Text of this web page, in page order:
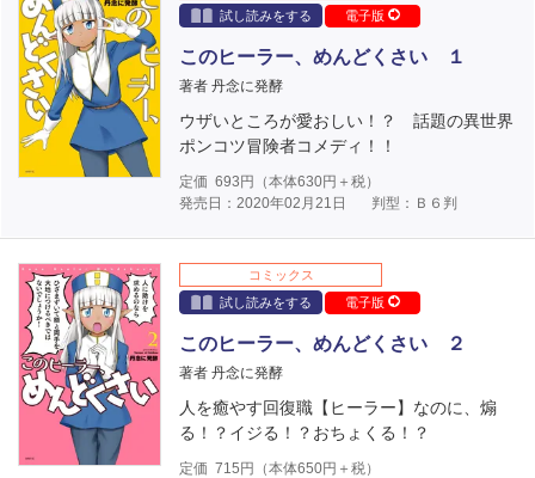
試し読みをする
電子版
このヒーラー、めんどくさい １
著者 丹念に発酵
ウザいところが愛おしい！？ 話題の異世界
ポンコツ冒険者コメディ！！
定価 693 円（本体630円＋税）
発売日：2020年02月21日
判型：Ｂ６判
コミックス
試し読みをする
電子版
このヒーラー、めんどくさい ２
著者 丹念に発酵
人を癒やす回復職【ヒーラー】なのに、煽
る！？イジる！？おちょくる！？
定価 715 円（本体650円＋税）